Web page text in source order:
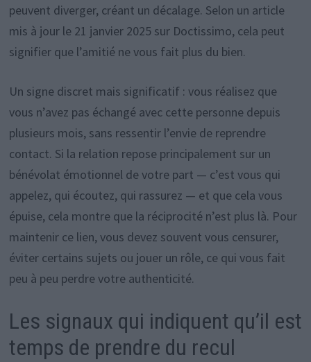
peuvent diverger, créant un décalage. Selon un article
mis à jour le 21 janvier 2025 sur Doctissimo, cela peut
signifier que l’amitié ne vous fait plus du bien.
Un signe discret mais significatif : vous réalisez que
vous n’avez pas échangé avec cette personne depuis
plusieurs mois, sans ressentir l’envie de reprendre
contact. Si la relation repose principalement sur un
bénévolat émotionnel de votre part — c’est vous qui
appelez, qui écoutez, qui rassurez — et que cela vous
épuise, cela montre que la réciprocité n’est plus là. Pour
maintenir ce lien, vous devez souvent vous censurer,
éviter certains sujets ou jouer un rôle, ce qui vous fait
peu à peu perdre votre authenticité.
Les signaux qui indiquent qu’il est
temps de prendre du recul